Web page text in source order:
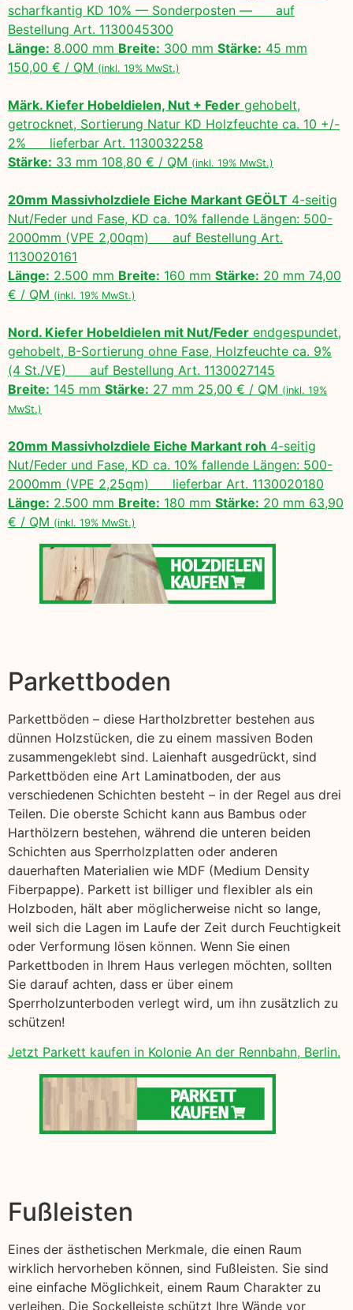
scharfkantig KD 10% — Sonderposten — auf
Bestellung Art. 1130045300
Länge: 8.000 mm Breite: 300 mm Stärke: 45 mm
150,00 € / QM (inkl. 19% MwSt.)
Märk. Kiefer Hobeldielen, Nut + Feder gehobelt,
getrocknet, Sortierung Natur KD Holzfeuchte ca. 10 +/-
2% lieferbar Art. 1130032258
Stärke: 33 mm 108,80 € / QM (inkl. 19% MwSt.)
20mm Massivholzdiele Eiche Markant GEÖLT 4-seitig
Nut/Feder und Fase, KD ca. 10% fallende Längen: 500-
2000mm (VPE 2,00qm) auf Bestellung Art.
1130020161
Länge: 2.500 mm Breite: 160 mm Stärke: 20 mm 74,00
€ / QM (inkl. 19% MwSt.)
Nord. Kiefer Hobeldielen mit Nut/Feder endgespundet,
gehobelt, B-Sortierung ohne Fase, Holzfeuchte ca. 9%
(4 St./VE) auf Bestellung Art. 1130027145
Breite: 145 mm Stärke: 27 mm 25,00 € / QM (inkl. 19%
MwSt.)
20mm Massivholzdiele Eiche Markant roh 4-seitig
Nut/Feder und Fase, KD ca. 10% fallende Längen: 500-
2000mm (VPE 2,25qm) lieferbar Art. 1130020180
Länge: 2.500 mm Breite: 180 mm Stärke: 20 mm 63,90
€ / QM (inkl. 19% MwSt.)
Parkettboden
Parkettböden – diese Hartholzbretter bestehen aus
dünnen Holzstücken, die zu einem massiven Boden
zusammengeklebt sind. Laienhaft ausgedrückt, sind
Parkettböden eine Art Laminatboden, der aus
verschiedenen Schichten besteht – in der Regel aus drei
Teilen. Die oberste Schicht kann aus Bambus oder
Harthölzern bestehen, während die unteren beiden
Schichten aus Sperrholzplatten oder anderen
dauerhaften Materialien wie MDF (Medium Density
Fiberpappe). Parkett ist billiger und flexibler als ein
Holzboden, hält aber möglicherweise nicht so lange,
weil sich die Lagen im Laufe der Zeit durch Feuchtigkeit
oder Verformung lösen können. Wenn Sie einen
Parkettboden in Ihrem Haus verlegen möchten, sollten
Sie darauf achten, dass er über einem
Sperrholzunterboden verlegt wird, um ihn zusätzlich zu
schützen!
Jetzt Parkett kaufen in Kolonie An der Rennbahn, Berlin.
Fußleisten
Eines der ästhetischen Merkmale, die einen Raum
wirklich hervorheben können, sind Fußleisten. Sie sind
eine einfache Möglichkeit, einem Raum Charakter zu
verleihen. Die Sockelleiste schützt Ihre Wände vor